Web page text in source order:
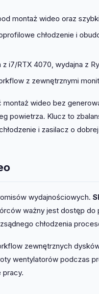
montaż wideo oraz
chłodzenie i
i7/RTX 4070, wydajna z
z zewnętrznymi
montaż wideo bez
powietrza. Klucz to
i zasilacz o
wydajnościowych.
ważny jest dostęp
chłodzenia
zewnętrznych
wentylatorów podczas
pracy.